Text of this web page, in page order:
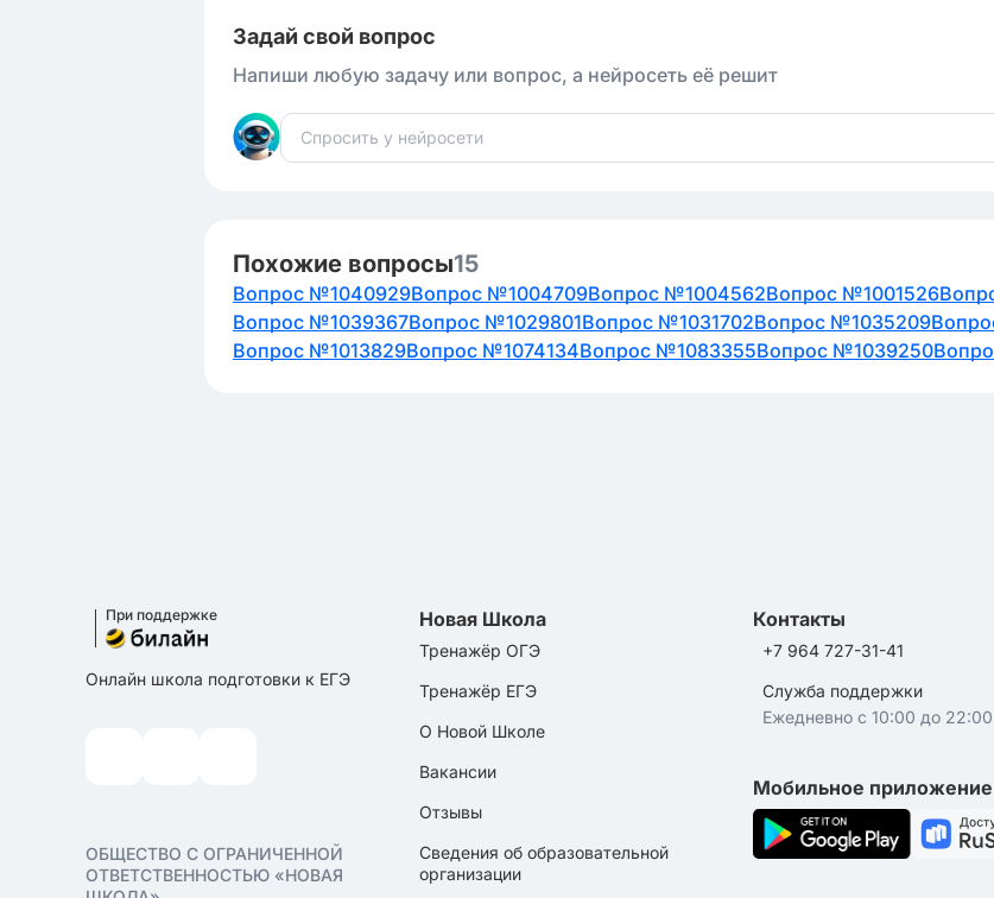
Задай свой вопрос
Напиши любую задачу или вопрос, а нейросеть её решит
Похожие вопросы15
Вопрос №1040929Вопрос №1004709Вопрос №1004562Вопрос №1001526
Вопрос №1039367Вопрос №1029801Вопрос №1031702Вопрос №1035209
Вопрос №1013829Вопрос №1074134Вопрос №1083355Вопрос №1039250
При поддержке
Онлайн школа подготовки к ЕГЭ
ОБЩЕСТВО С ОГРАНИЧЕННОЙ
ОТВЕТСТВЕННОСТЬЮ «НОВАЯ
Новая Школа
Тренажёр ОГЭ
Тренажёр ЕГЭ
О Новой Школе
Вакансии
Отзывы
Сведения об образовательной
организации
Контакты
+7 964 727-31-41
Служба поддержки
Ежедневно с 10:00 до 22:00
Мобильное приложение